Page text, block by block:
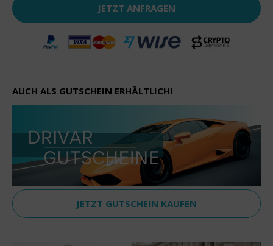
JETZT ANFRAGEN
AUCH ALS GUTSCHEIN ERHÄLTLICH!
JETZT GUTSCHEIN KAUFEN